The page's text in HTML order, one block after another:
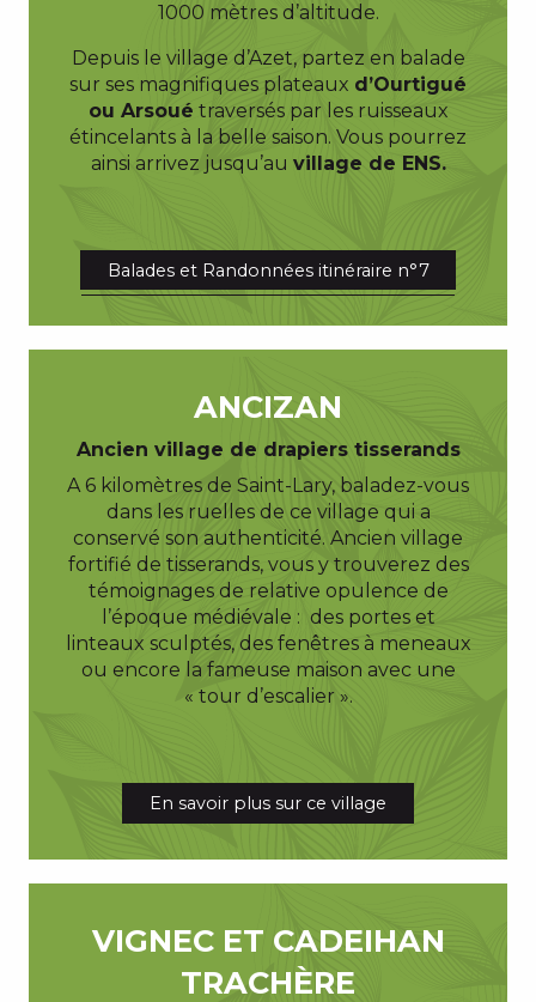
1000 mètres d’altitude.
Depuis le village d’Azet, partez en balade
sur ses magnifiques plateaux d’Ourtigué
ou Arsoué traversés par les ruisseaux
étincelants à la belle saison. Vous pourrez
ainsi arrivez jusqu’au village de ENS.
Balades et Randonnées itinéraire n°7
ANCIZAN
Ancien village de drapiers tisserands
A 6 kilomètres de Saint-Lary, baladez-vous
dans les ruelles de ce village qui a
conservé son authenticité. Ancien village
fortifié de tisserands, vous y trouverez des
témoignages de relative opulence de
l’époque médiévale : des portes et
linteaux sculptés, des fenêtres à meneaux
ou encore la fameuse maison avec une
« tour d’escalier ».
En savoir plus sur ce village
VIGNEC ET CADEIHAN
TRACHÈRE